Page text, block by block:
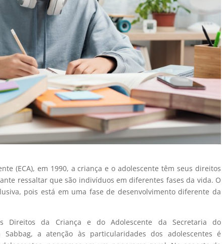
(ECA), em 1990, a criança e o adolescente têm seus direitos
ressaltar que são indivíduos em diferentes fases da vida. O
pois está em uma fase de desenvolvimento diferente da
Direitos da Criança e do Adolescente da Secretaria do
Sabbag, a atenção às particularidades dos adolescentes é